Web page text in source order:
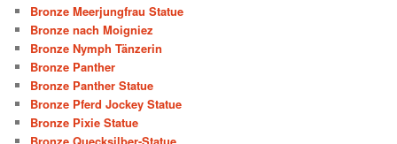
Bronze Meerjungfrau Statue
Bronze nach Moigniez
Bronze Nymph Tänzerin
Bronze Panther
Bronze Panther Statue
Bronze Pferd Jockey Statue
Bronze Pixie Statue
Bronze Quecksilber-Statue